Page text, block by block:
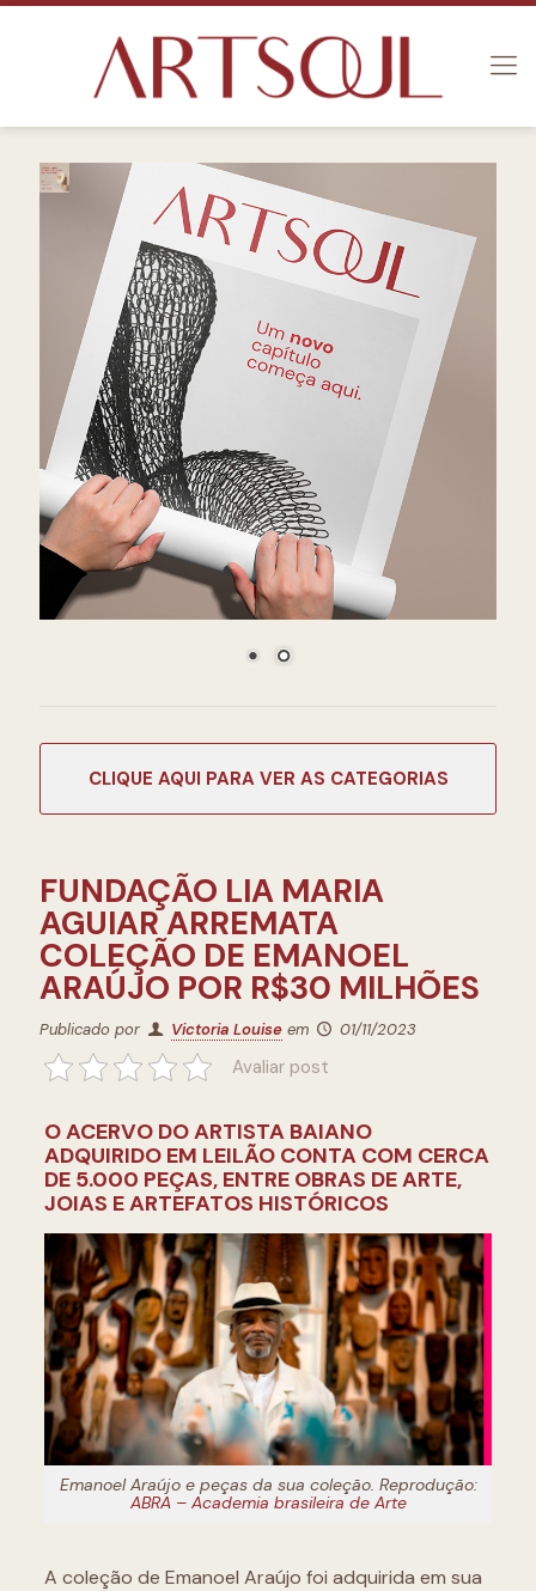
FUNDAÇÃO LIA MARIA
AGUIAR ARREMATA
COLEÇÃO DE EMANOEL
ARAÚJO POR R$30 MILHÕES
Publicado por Victoria Louise em 01/11/2023
Avaliar post
O ACERVO DO ARTISTA BAIANO
ADQUIRIDO EM LEILÃO CONTA COM CERCA
DE 5.000 PEÇAS, ENTRE OBRAS DE ARTE,
JOIAS E ARTEFATOS HISTÓRICOS
Emanoel Araújo e peças da sua coleção. Reprodução:
ABRA – Academia brasileira de Arte
A coleção de Emanoel Araújo foi adquirida em sua
CATEGORIAS